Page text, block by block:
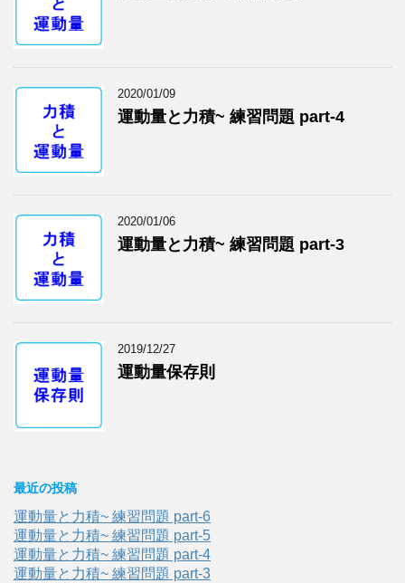
2020/01/09
運動量と力積~ 練習問題 part-4
2020/01/06
運動量と力積~ 練習問題 part-3
2019/12/27
運動量保存則
最近の投稿
運動量と力積~ 練習問題 part-6
運動量と力積~ 練習問題 part-5
運動量と力積~ 練習問題 part-4
運動量と力積~ 練習問題 part-3